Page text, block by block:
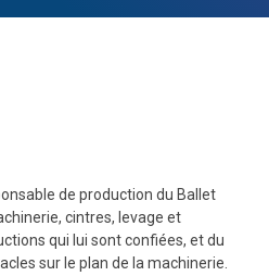
de production du Ballet
cintres, levage et
qui lui sont confiées, et du
sur le plan de la machinerie.